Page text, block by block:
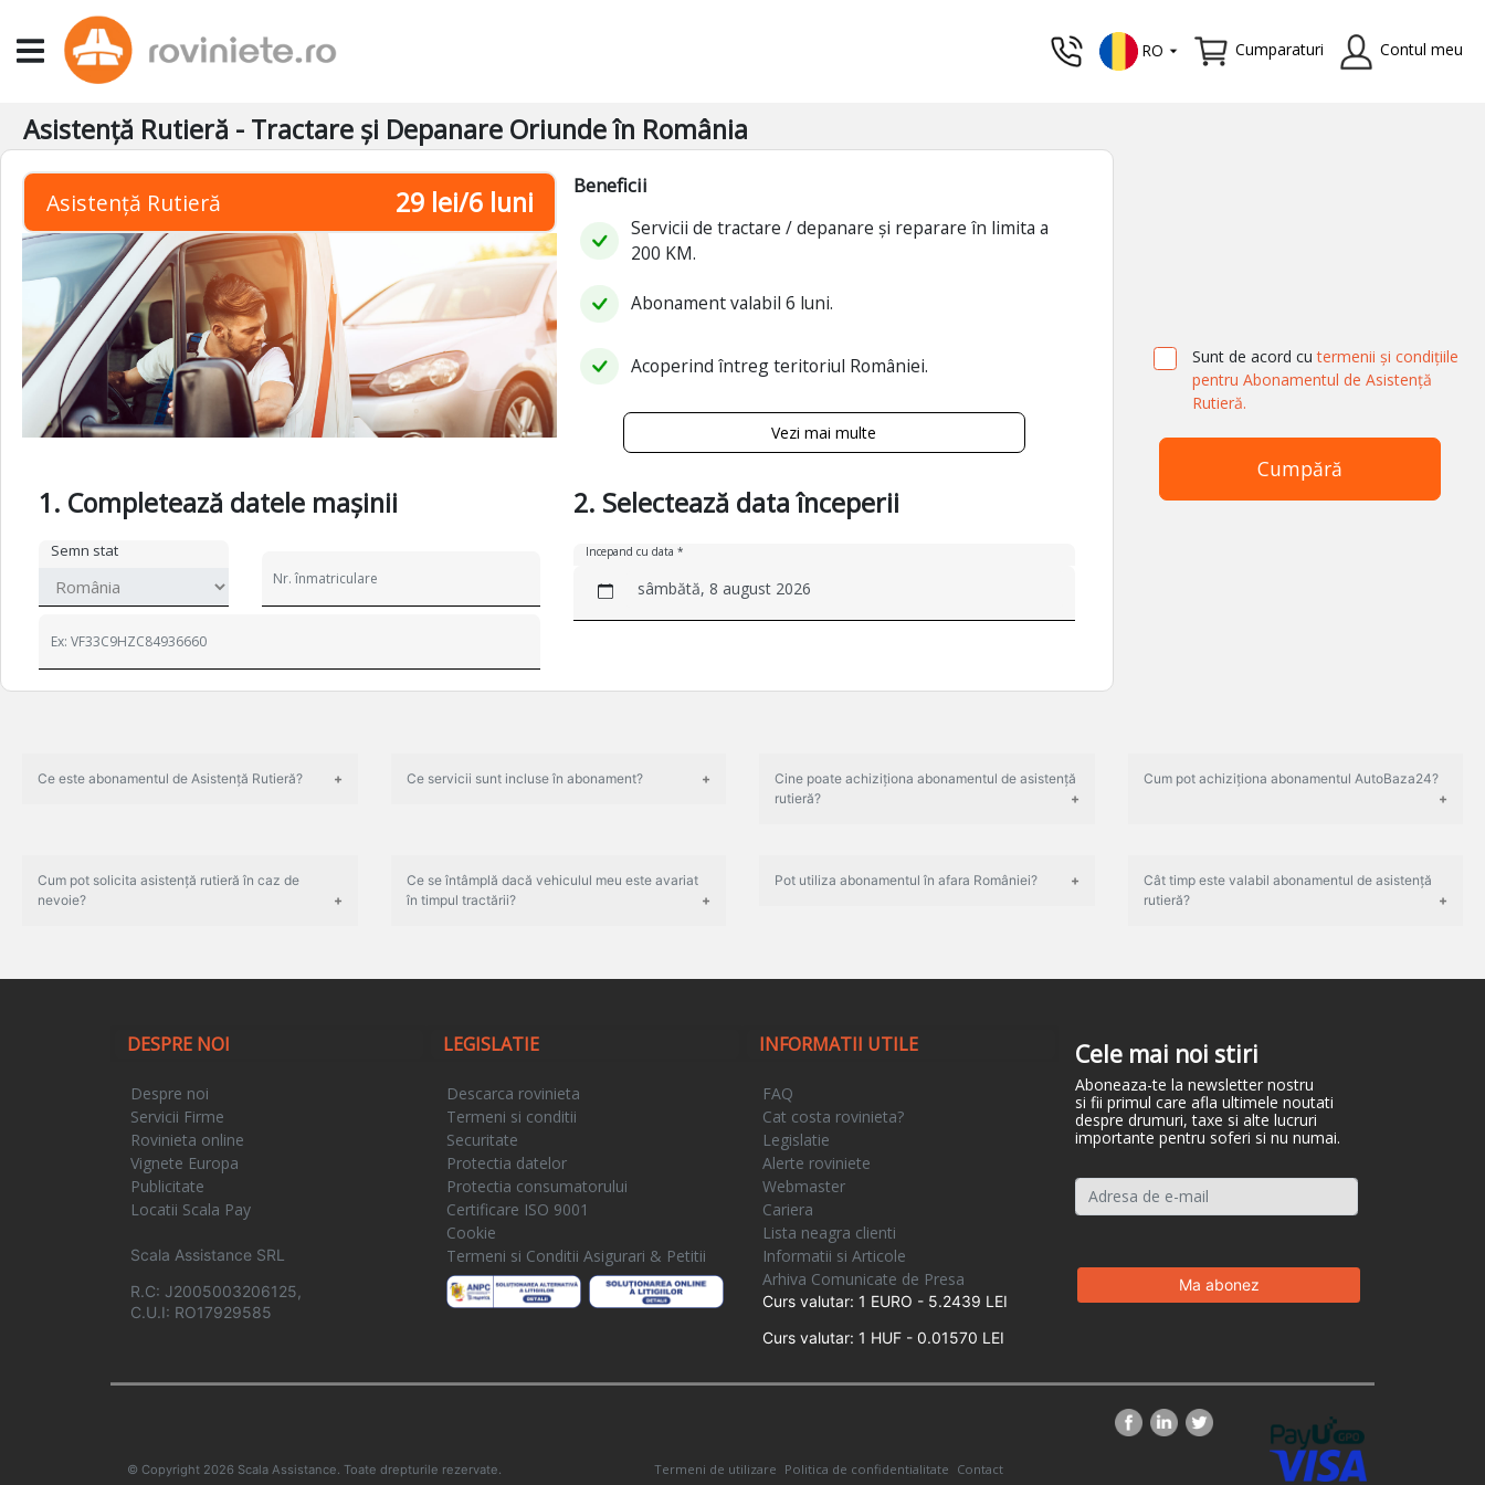
RO Cumparaturi Contul meu
Asistență Rutieră - Tractare și Depanare Oriunde în România
Asistență Rutieră 29 lei/6 luni Beneficii
Servicii de tractare / depanare și reparare în limita a
200 KM.
Abonament valabil 6 luni.
Acoperind întreg teritoriul României.
Vezi mai multe
1. Completează datele mașinii
Semn stat
2. Selectează data începerii
Incepand cu data *
sâmbătă, 8 august 2026
Sunt de acord cutermenii și condițiile
pentru Abonamentul de Asistență
Rutieră.
Cumpără
Ce este abonamentul de Asistență Rutieră? Ce servicii sunt incluse în abonament?
Cine poate achiziționa abonamentul de asistență
rutieră?
Cum pot achiziționa abonamentul AutoBaza24?
Cum pot solicita asistență rutieră în caz de
nevoie?
Ce se întâmplă dacă vehiculul meu este avariat
în timpul tractării?
Pot utiliza abonamentul în afara României?
Cât timp este valabil abonamentul de asistență
rutieră?
DESPRE NOI
Despre noi
Servicii Firme
Rovinieta online
Vignete Europa
Publicitate
Locatii Scala Pay
Scala Assistance SRL
R.C: J2005003206125,
C.U.I: RO17929585
LEGISLATIE
Descarca rovinieta
Termeni si conditii
Securitate
Protectia datelor
Protectia consumatorului
Certificare ISO 9001
Cookie
Termeni si Conditii Asigurari & Petitii
INFORMATII UTILE
FAQ
Cat costa rovinieta?
Legislatie
Alerte roviniete
Webmaster
Cariera
Lista neagra clienti
Informatii si Articole
Arhiva Comunicate de Presa
Curs valutar: 1 EURO - 5.2439 LEI
Curs valutar: 1 HUF - 0.01570 LEI
Cele mai noi stiri
Aboneaza-te la newsletter nostru
si fii primul care afla ultimele noutati
despre drumuri, taxe si alte lucruri
importante pentru soferi si nu numai.
© Copyright 2026 Scala Assistance. Toate drepturile rezervate. Termeni de utilizare Politica de confidentialitate Contact